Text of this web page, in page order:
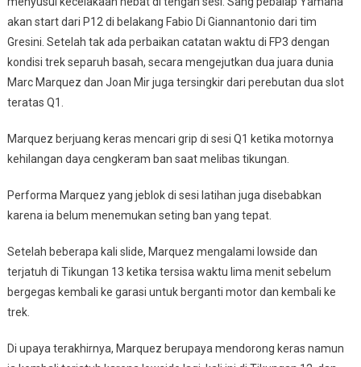
akan start dari P12 di belakang Fabio Di Giannantonio dari tim
Gresini. Setelah tak ada perbaikan catatan waktu di FP3 dengan
kondisi trek separuh basah, secara mengejutkan dua juara dunia
Marc Marquez dan Joan Mir juga tersingkir dari perebutan dua slot
teratas Q1.
Marquez berjuang keras mencari grip di sesi Q1 ketika motornya
kehilangan daya cengkeram ban saat melibas tikungan.
Performa Marquez yang jeblok di sesi latihan juga disebabkan
karena ia belum menemukan seting ban yang tepat.
Setelah beberapa kali slide, Marquez mengalami lowside dan
terjatuh di Tikungan 13 ketika tersisa waktu lima menit sebelum
bergegas kembali ke garasi untuk berganti motor dan kembali ke
trek.
Di upaya terakhirnya, Marquez berupaya mendorong keras namun